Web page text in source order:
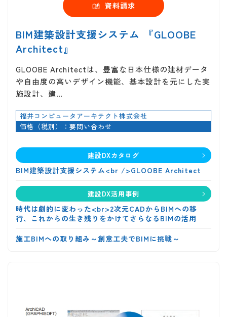
資料請求
BIM建築設計支援システム 『GLOOBE
Architect』
GLOOBE Architectは、豊富な日本仕様の建材データ
や自由度の高いデザイン機能、基本設計を元にした実
施設計、建…
福井コンピュータアーキテクト株式会社
価格（税別）：要問い合わせ
建設DXカタログ
BIM建築設計支援システム<br />GLOOBE Architect
建設DX活用事例
時代は劇的に変わった<br>2次元CADからBIMへの移
行、これからの生き残りをかけてさらなるBIMの活用
施工BIMへの取り組み～創意工夫でBIMに挑戦～